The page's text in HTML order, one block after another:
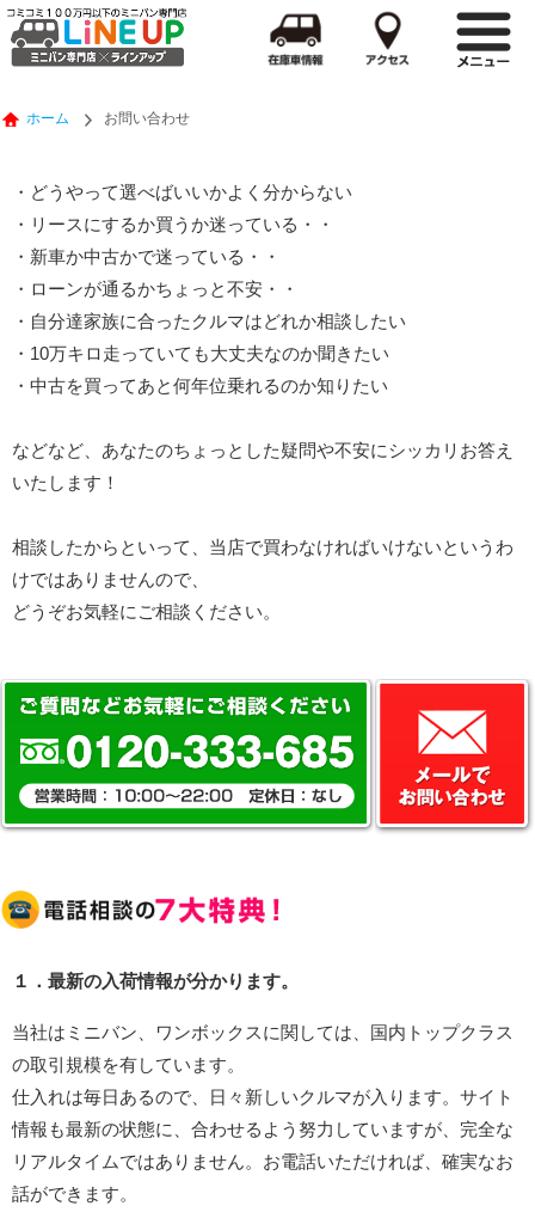
ホーム お問い合わせ
・どうやって選べばいいかよく分からない
・リースにするか買うか迷っている・・
・新車か中古かで迷っている・・
・ローンが通るかちょっと不安・・
・自分達家族に合ったクルマはどれか相談したい
・10万キロ走っていても大丈夫なのか聞きたい
・中古を買ってあと何年位乗れるのか知りたい
などなど、あなたのちょっとした疑問や不安にシッカリお答え
いたします！
相談したからといって、当店で買わなければいけないというわ
けではありませんので、
どうぞお気軽にご相談ください。
１．最新の入荷情報が分かります。
当社はミニバン、ワンボックスに関しては、国内トップクラス
の取引規模を有しています。
仕入れは毎日あるので、日々新しいクルマが入ります。サイト
情報も最新の状態に、合わせるよう努力していますが、完全な
リアルタイムではありません。お電話いただければ、確実なお
話ができます。